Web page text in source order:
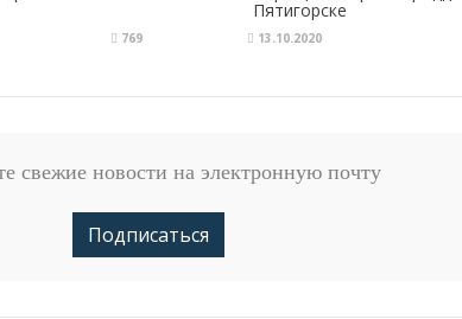
769
Пятигорске
13.10.2020
свежие новости на электронную почту
Подписаться